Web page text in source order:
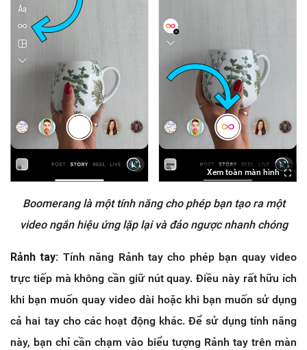
Xem toàn màn hình
Boomerang là một tính năng cho phép bạn tạo ra một
video ngắn hiệu ứng lặp lại và đảo ngược nhanh chóng
Rảnh tay: Tính năng Rảnh tay cho phép bạn quay video
trực tiếp mà không cần giữ nút quay. Điều này rất hữu ích
khi bạn muốn quay video dài hoặc khi bạn muốn sử dụng
cả hai tay cho các hoạt động khác. Để sử dụng tính năng
này, bạn chỉ cần chạm vào biểu tượng Rảnh tay trên màn